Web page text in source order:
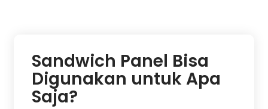
Sandwich Panel Bisa
Digunakan untuk Apa
Saja?